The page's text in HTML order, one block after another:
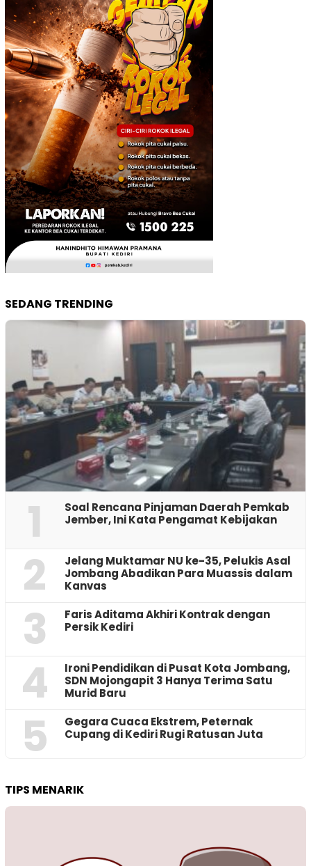
SEDANG TRENDING
1
‎Soal Rencana Pinjaman Daerah Pemkab
Jember, Ini Kata Pengamat Kebijakan ‎
2
Jelang Muktamar NU ke-35, Pelukis Asal
Jombang Abadikan Para Muassis dalam
Kanvas
3
Faris Aditama Akhiri Kontrak dengan
Persik Kediri
4
Ironi Pendidikan di Pusat Kota Jombang,
SDN Mojongapit 3 Hanya Terima Satu
Murid Baru
5
‎Gegara Cuaca Ekstrem, Peternak
Cupang di Kediri Rugi Ratusan Juta
TIPS MENARIK